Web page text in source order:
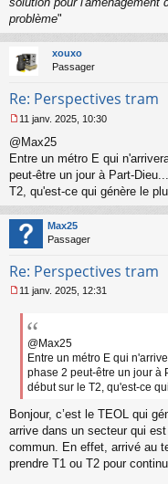
problème"
xouxo
Passager
Re: Perspectives tram
e
s
g
n
o
u
11 janv. 2025, 10:30
@Max25
Entre un métro E qui
peut-être un jour à Part-
T2, qu'est-ce qui génère le
Max25
Passager
Re: Perspectives tram
e
o
n
l
u
11 janv. 2025, 12:31
@Max25
Entre un métro E qui
phase 2 peut-être un jour à
début sur le T2, qu'est-ce
Bonjour, c’est le TEOL qui
arrive dans un secteur qui
commun. En effet, arrivé au
prendre T1 ou T2 pour